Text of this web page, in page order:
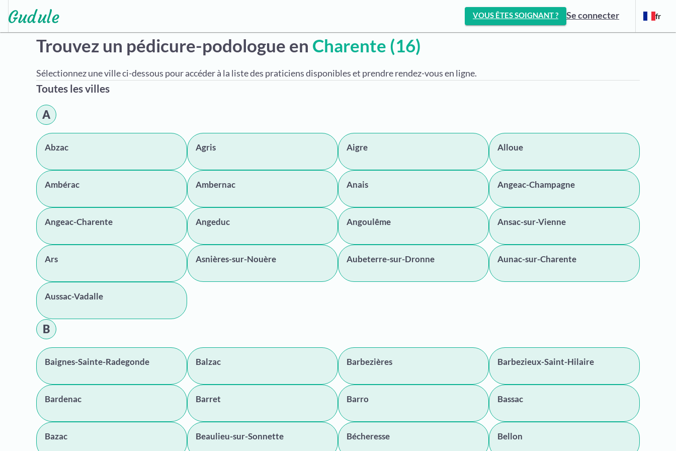
VOUS ÊTES SOIGNANT ? Se connecter fr
Trouvez un pédicure-podologue en Charente (16)
Sélectionnez une ville ci-dessous pour accéder à la liste des praticiens disponibles et prendre rendez-vous en ligne.
Toutes les villes
A
Abzac Agris Aigre Alloue
Ambérac Ambernac Anais Angeac-Champagne
Angeac-Charente Angeduc Angoulême Ansac-sur-Vienne
Ars Asnières-sur-Nouère Aubeterre-sur-Dronne Aunac-sur-Charente
Aussac-Vadalle
B
Baignes-Sainte-Radegonde Balzac Barbezières Barbezieux-Saint-Hilaire
Bardenac Barret Barro Bassac
Bazac Beaulieu-sur-Sonnette Bécheresse Bellon